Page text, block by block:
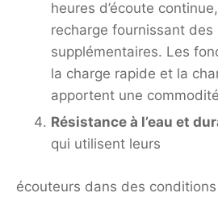
heures d’écoute
recharge fournissant des
supplémentaires. Les
la charge rapide et la
apportent une
Résistance à l’eau et
qui utilisent leurs
écouteurs dans des